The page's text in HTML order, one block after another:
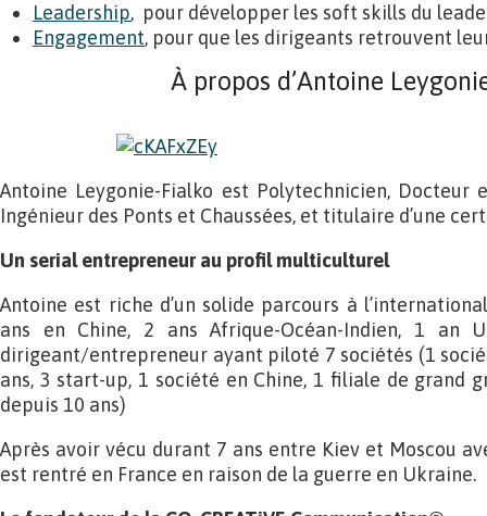
Leadership, pour développer les soft skills du
Engagement, pour que les dirigeants retrouvent
À propos d’Antoine
Antoine Leygonie-Fialko est Polytechnicien, Docteur
Ingénieur des Ponts et Chaussées, et titulaire d’une
Un serial entrepreneur au profil multiculturel
Antoine est riche d’un solide parcours à
ans en Chine, 2 ans Afrique-Océan-Indien, 1 an
dirigeant/entrepreneur ayant piloté 7 sociétés (1
ans, 3 start-up, 1 société en Chine, 1 filiale de grand
depuis 10 ans)
Après avoir vécu durant 7 ans entre Kiev et Moscou
est rentré en France en raison de la guerre en Ukraine.